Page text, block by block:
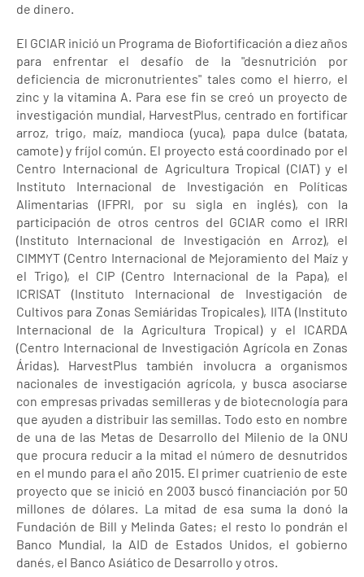
de dinero.
El GCIAR inició un Programa de Biofortificación a diez años
para enfrentar el desafío de la "desnutrición por
deficiencia de micronutrientes" tales como el hierro, el
zinc y la vitamina A. Para ese fin se creó un proyecto de
investigación mundial, HarvestPlus, centrado en fortificar
arroz, trigo, maíz, mandioca (yuca), papa dulce (batata,
camote) y fríjol común. El proyecto está coordinado por el
Centro Internacional de Agricultura Tropical (CIAT) y el
Instituto Internacional de Investigación en Políticas
Alimentarias (IFPRI, por su sigla en inglés), con la
participación de otros centros del GCIAR como el IRRI
(Instituto Internacional de Investigación en Arroz), el
CIMMYT (Centro Internacional de Mejoramiento del Maíz y
el Trigo), el CIP (Centro Internacional de la Papa), el
ICRISAT (Instituto Internacional de Investigación de
Cultivos para Zonas Semiáridas Tropicales), IITA (Instituto
Internacional de la Agricultura Tropical) y el ICARDA
(Centro Internacional de Investigación Agrícola en Zonas
Áridas). HarvestPlus también involucra a organismos
nacionales de investigación agrícola, y busca asociarse
con empresas privadas semilleras y de biotecnología para
que ayuden a distribuir las semillas. Todo esto en nombre
de una de las Metas de Desarrollo del Milenio de la ONU
que procura reducir a la mitad el número de desnutridos
en el mundo para el año 2015. El primer cuatrienio de este
proyecto que se inició en 2003 buscó financiación por 50
millones de dólares. La mitad de esa suma la donó la
Fundación de Bill y Melinda Gates; el resto lo pondrán el
Banco Mundial, la AID de Estados Unidos, el gobierno
danés, el Banco Asiático de Desarrollo y otros.